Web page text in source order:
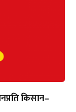
किसान–